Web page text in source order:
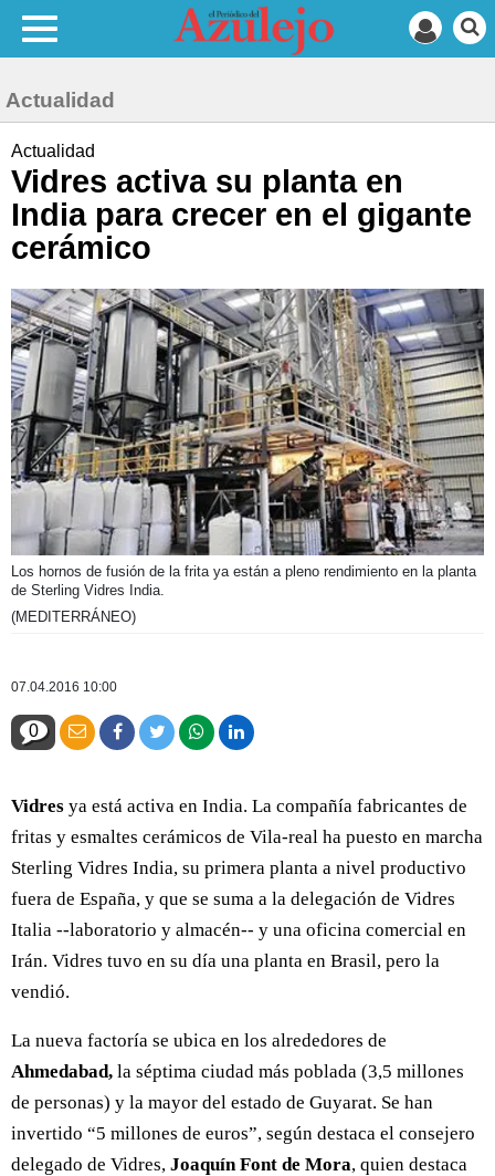
Actualidad
Actualidad
Vidres activa su planta en
India para crecer en el gigante
cerámico
Los hornos de fusión de la frita ya están a pleno rendimiento en la planta
de Sterling Vidres India.
(MEDITERRÁNEO)
07.04.2016 10:00
0
Vidres ya está activa en India. La compañía fabricantes de
fritas y esmaltes cerámicos de Vila-real ha puesto en marcha
Sterling Vidres India, su primera planta a nivel productivo
fuera de España, y que se suma a la delegación de Vidres
Italia --laboratorio y almacén-- y una oficina comercial en
Irán. Vidres tuvo en su día una planta en Brasil, pero la
vendió.
La nueva factoría se ubica en los alrededores de
Ahmedabad, la séptima ciudad más poblada (3,5 millones
de personas) y la mayor del estado de Guyarat. Se han
invertido “5 millones de euros”, según destaca el consejero
delegado de Vidres, Joaquín Font de Mora, quien destaca